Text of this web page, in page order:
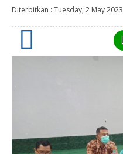
Diterbitkan : Tuesday, 2 May 2023